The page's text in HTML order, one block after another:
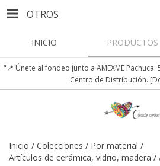
OTROS
INICIO PRODUCTOS
"📍 Únete al fondeo junto a AMEXME
Centro de Distribución.
Inicio / Colecciones / Por material /
Artículos de cerámica, vidrio, madera /